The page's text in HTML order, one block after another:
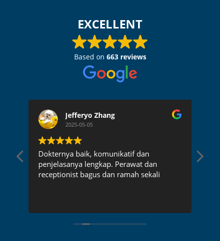
EXCELLENT
Based on 663 reviews
Jefferyo Zhang
2025-05-05
Dokternya baik, komunikatif dan
penjelasanya lengkap. Perawat dan
receptionist bagus dan ramah sekali